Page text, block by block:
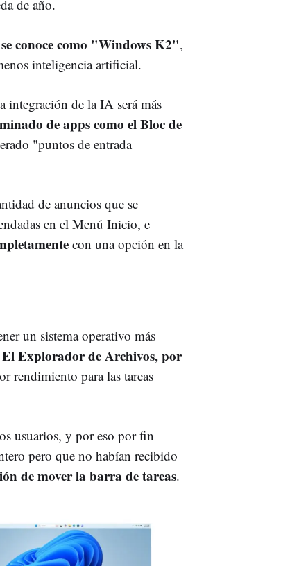
de año.
conoce como "Windows K2",
inteligencia artificial.
integración de la IA será más
de apps como el Bloc de
"puntos de entrada
de anuncios que se
en el Menú Inicio, e
con una opción en la
un sistema operativo más
El Explorador de Archivos, por
rendimiento para las tareas
usuarios, y por eso por fin
pero que no habían recibido
de mover la barra de tareas.